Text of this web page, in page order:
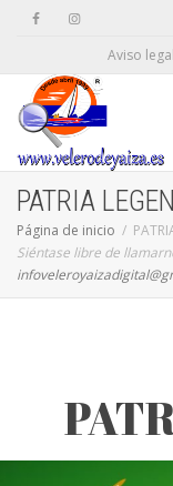
Aviso legal
PATRIA
Página de inicio
Siéntase libre de